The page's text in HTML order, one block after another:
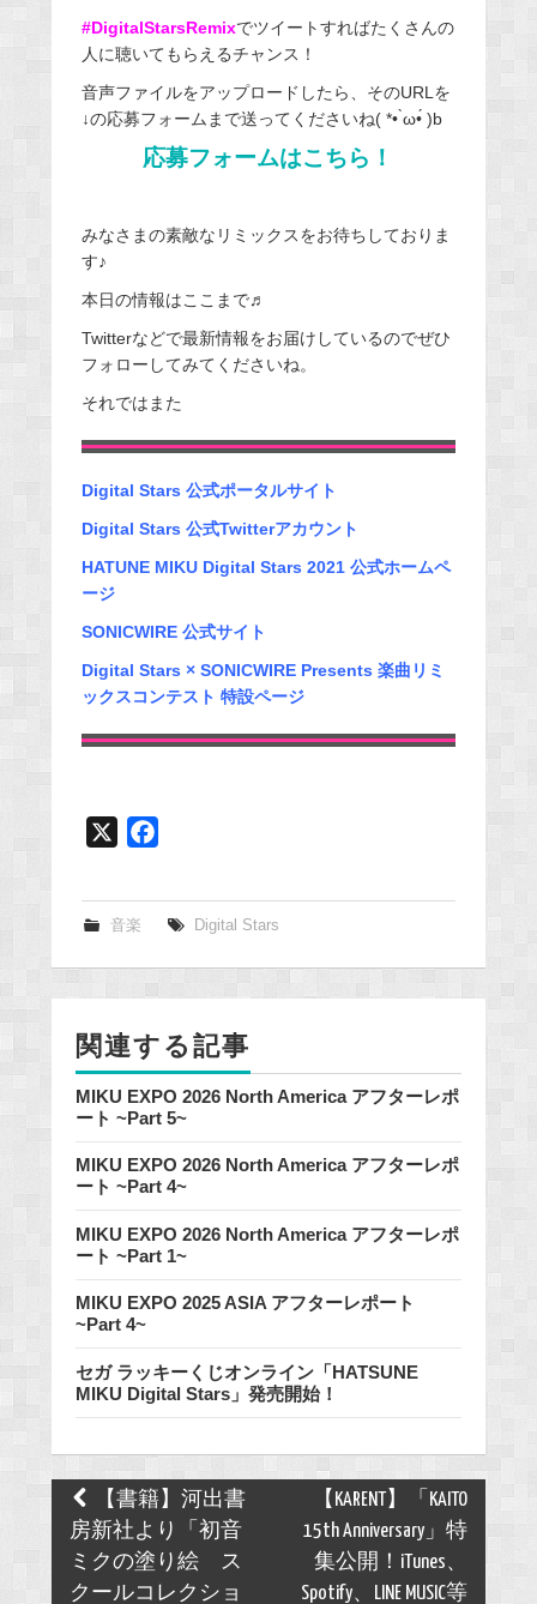
#DigitalStarsRemixでツイートすればたくさんの
人に聴いてもらえるチャンス！
音声ファイルをアップロードしたら、そのURLを
↓の応募フォームまで送ってくださいね( *• ̀ω•́ )b
応募フォームはこちら！
みなさまの素敵なリミックスをお待ちしておりま
す♪
本日の情報はここまで♬
Twitterなどで最新情報をお届けしているのでぜひ
フォローしてみてくださいね。
それではまた
Digital Stars 公式ポータルサイト
Digital Stars 公式Twitterアカウント
HATUNE MIKU Digital Stars 2021 公式ホームペ
ージ
SONICWIRE 公式サイト
Digital Stars × SONICWIRE Presents 楽曲リミ
ックスコンテスト 特設ページ
e
o
k
音楽 Digital Stars
関連する記事
MIKU EXPO 2026 North America アフターレポ
ート ~Part 5~
MIKU EXPO 2026 North America アフターレポ
ート ~Part 4~
MIKU EXPO 2026 North America アフターレポ
ート ~Part 1~
MIKU EXPO 2025 ASIA アフターレポート
~Part 4~
セガ ラッキーくじオンライン「HATSUNE
MIKU Digital Stars」発売開始！
Post
navigation
【書籍】河出書
房新社より「初音
ミクの塗り絵 ス
クールコレクショ
【KARENT】「KAITO
15th Anniversary」特
集公開！iTunes、
Spotify、LINE MUSIC等